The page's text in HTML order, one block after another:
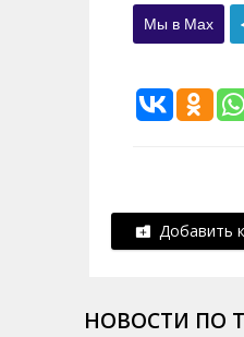
Мы в Max
Добавить
НОВОСТИ ПО